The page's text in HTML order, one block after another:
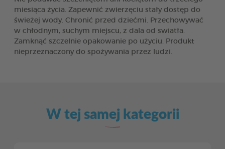
miesiąca życia. Zapewnić zwierzęciu stały dostęp do
świeżej wody. Chronić przed dziećmi. Przechowywać
w chłodnym, suchym miejscu, z dala od swiatła.
Zamknąć szczelnie opakowanie po użyciu. Produkt
nieprzeznaczony do spożywania przez ludzi.
W tej samej kategorii